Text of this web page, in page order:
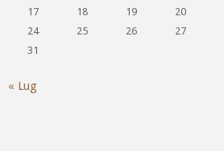
17
18 19 20
24
25 26 27
31
« Lug